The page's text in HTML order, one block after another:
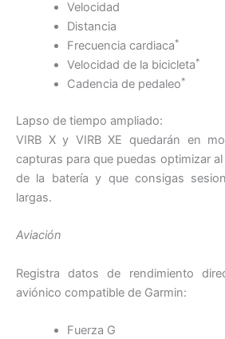
Velocidad
Distancia
Frecuencia cardiaca*
Velocidad de la bicicleta*
Cadencia de pedaleo*
Lapso de tiempo ampliado:
VIRB X y VIRB XE quedarán en
capturas para que puedas optimizar
de la batería y que consigas
largas.
Aviación
Registra datos de rendimiento
aviónico compatible de Garmin:
Fuerza G